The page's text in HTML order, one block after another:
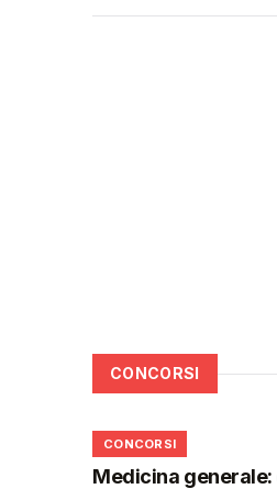
CONCORSI
📋
CONCORSI
Medicina